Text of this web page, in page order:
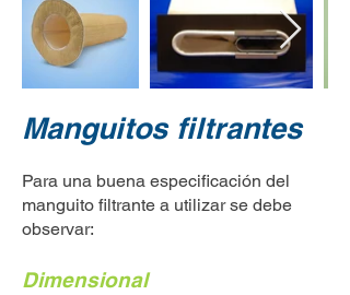
Manguitos filtrantes
Para una buena especificación del
manguito filtrante a utilizar se debe
observar:
Dimensional